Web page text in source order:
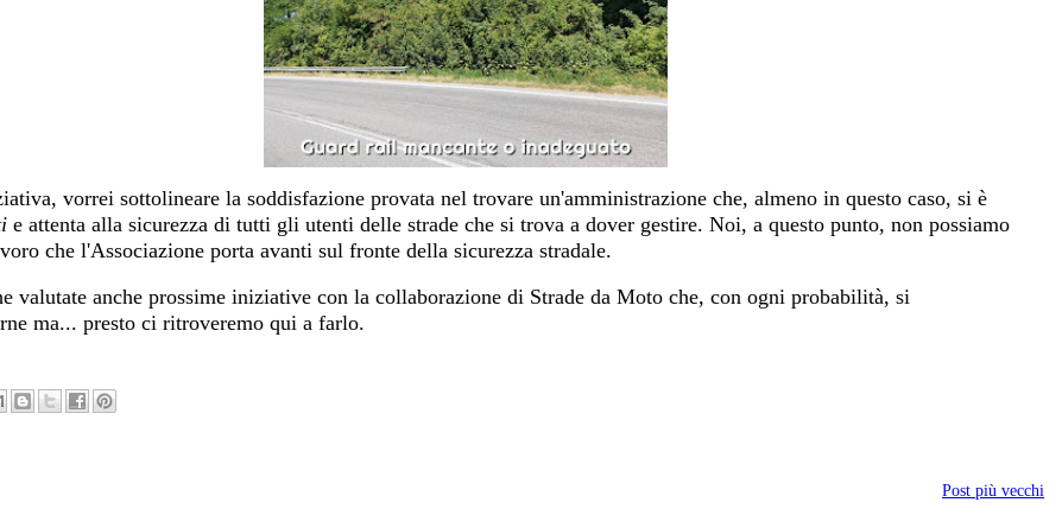
vorrei sottolineare la soddisfazione provata nel trovare un'amministrazione che, almeno in questo caso, si è
e attenta alla sicurezza di tutti gli utenti delle strade che si trova a dover gestire. Noi, a questo punto, non possiamo
che l'Associazione porta avanti sul fronte della sicurezza stradale.
valutate anche prossime iniziative con la collaborazione di Strade da Moto che, con ogni probabilità, si
ma... presto ci ritroveremo qui a farlo.
Post più vecchi